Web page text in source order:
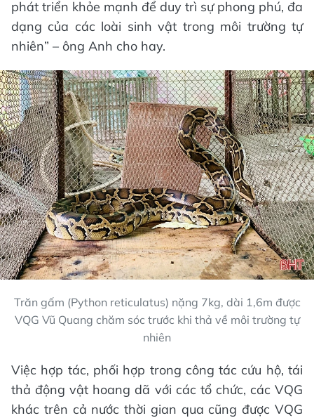
phát triển khỏe mạnh để duy trì sự phong phú, đa
dạng của các loài sinh vật trong môi trường tự
nhiên” – ông Anh cho hay.
Trăn gấm (Python reticulatus) nặng 7kg, dài 1,6m được
VQG Vũ Quang chăm sóc trước khi thả về môi trường tự
nhiên
Việc hợp tác, phối hợp trong công tác cứu hộ, tái
thả động vật hoang dã với các tổ chức, các VQG
khác trên cả nước thời gian qua cũng được VQG